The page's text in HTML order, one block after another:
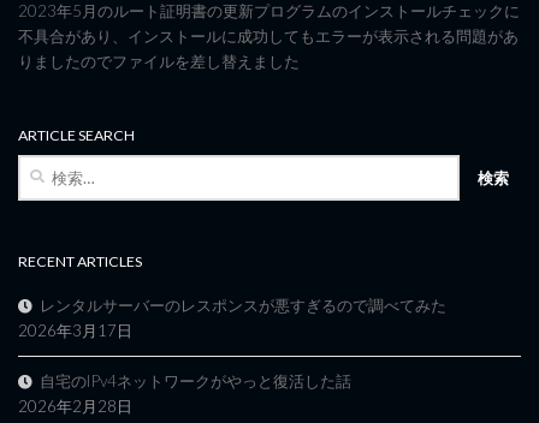
2023年5月のルート証明書の更新プログラムのインストールチェックに
不具合があり、インストールに成功してもエラーが表示される問題があ
りましたのでファイルを差し替えました
ARTICLE SEARCH
検
RECENT ARTICLES
レンタルサーバーのレスポンスが悪すぎるので調べてみた
2026年3月17日
自宅のIPv4ネットワークがやっと復活した話
2026年2月28日